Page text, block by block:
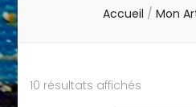
Accueil / Mon
10 résultats affichés